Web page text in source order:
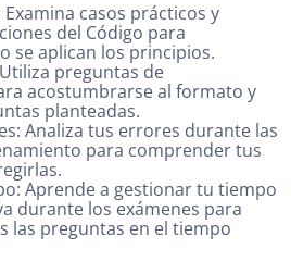
Examina casos prácticos y
del Código para
se aplican los principios.
preguntas de
acostumbrarse al formato y
planteadas.
Analiza tus errores durante las
para comprender tus
Aprende a gestionar tu tiempo
durante los exámenes para
las preguntas en el tiempo